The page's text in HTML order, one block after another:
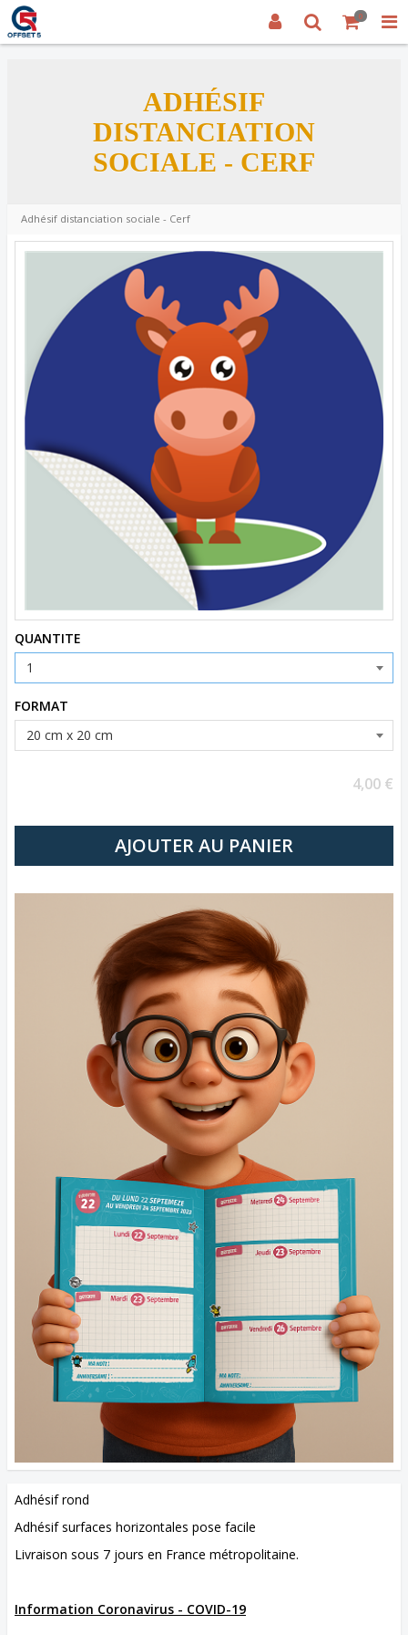
0
ADHÉSIF
DISTANCIATION
SOCIALE - CERF
Adhésif distanciation sociale - Cerf
QUANTITE
FORMAT
4,00 €
Adhésif rond
Adhésif surfaces horizontales pose facile
Livraison sous 7 jours en France métropolitaine.
Information Coronavirus - COVID-19